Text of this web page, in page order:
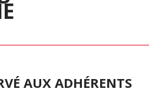
AUX ADHÉRENTS